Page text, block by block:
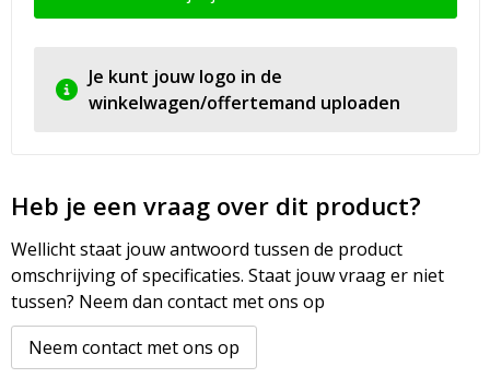
Je kunt jouw logo in de
winkelwagen/offertemand uploaden
Heb je een vraag over dit product?
Wellicht staat jouw antwoord tussen de product
omschrijving of specificaties. Staat jouw vraag er niet
tussen? Neem dan contact met ons op
Neem contact met ons op